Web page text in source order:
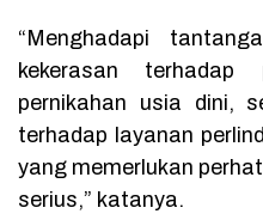
“Menghadapi
kekerasan terhadap
pernikahan usia dini,
terhadap layanan
yang memerlukan
serius,” katanya.